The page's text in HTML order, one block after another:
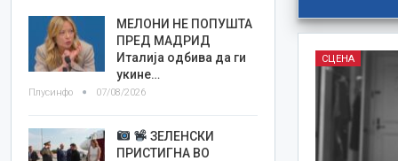
СЦЕНА
МЕЛОНИ НЕ ПОПУШТА
ПРЕД МАДРИД
Италија одбива да ги
укине…
Плусинфо 07/08/2026
ЗЕЛЕНСКИ
ПРИСТИГНА ВО